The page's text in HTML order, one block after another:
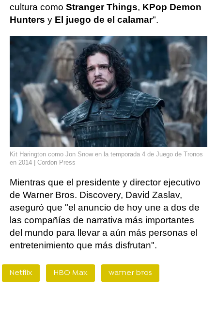
cultura como Stranger Things, KPop Demon
Hunters y El juego de el calamar".
Kit Harington como Jon Snow en la temporada 4 de Juego de Tronos
en 2014 | Cordon Press
Mientras que el presidente y director ejecutivo
de Warner Bros. Discovery, David Zaslav,
aseguró que "el anuncio de hoy une a dos de
las compañías de narrativa más importantes
del mundo para llevar a aún más personas el
entretenimiento que más disfrutan".
Netflix HBO Max warner bros